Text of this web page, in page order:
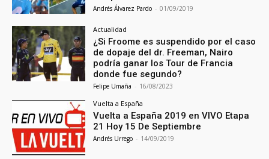
Andrés Álvarez Pardo - 01/09/2019
Actualidad
¿Si Froome es suspendido por el caso
de dopaje del dr. Freeman, Nairo
podría ganar los Tour de Francia
donde fue segundo?
Felipe Umaña - 16/08/2023
Vuelta a España
Vuelta a España 2019 en VIVO Etapa
21 Hoy 15 De Septiembre
Andrés Urrego - 14/09/2019